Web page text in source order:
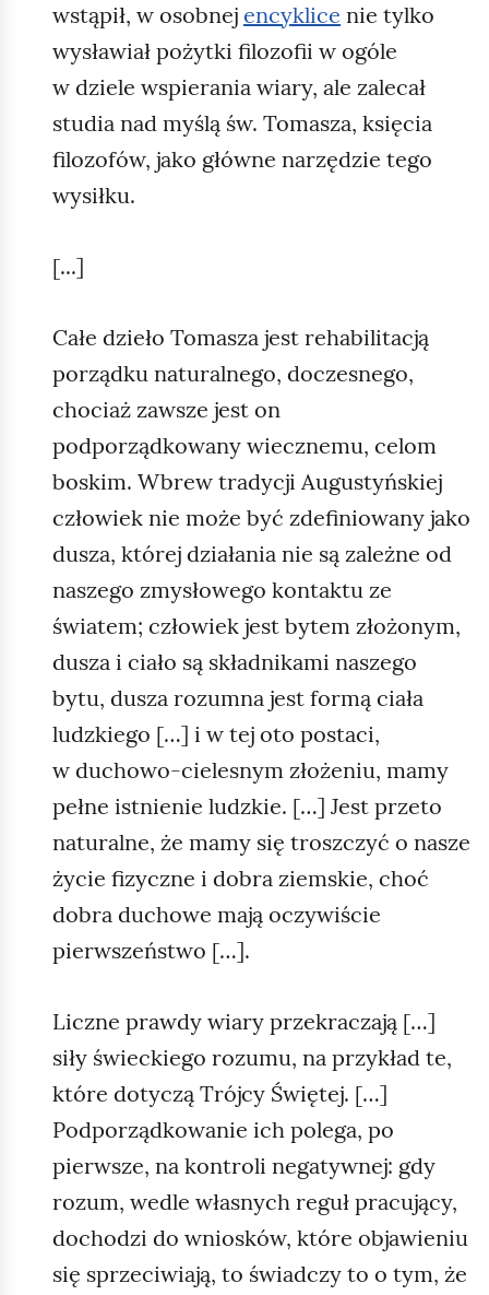
wstąpił, w osobnej encyklice nie tylko
wysławiał pożytki filozofii w ogóle
w dziele wspierania wiary, ale zalecał
studia nad myślą św. Tomasza, księcia
filozofów, jako główne narzędzie tego
wysiłku.
[...]
Całe dzieło Tomasza jest rehabilitacją
porządku naturalnego, doczesnego,
chociaż zawsze jest on
podporządkowany wiecznemu, celom
boskim. Wbrew tradycji Augustyńskiej
człowiek nie może być zdefiniowany jako
dusza, której działania nie są zależne od
naszego zmysłowego kontaktu ze
światem; człowiek jest bytem złożonym,
dusza i ciało są składnikami naszego
bytu, dusza rozumna jest formą ciała
ludzkiego […] i w tej oto postaci,
w duchowo‑cielesnym złożeniu, mamy
pełne istnienie ludzkie. […] Jest przeto
naturalne, że mamy się troszczyć o nasze
życie fizyczne i dobra ziemskie, choć
dobra duchowe mają oczywiście
pierwszeństwo […].
Liczne prawdy wiary przekraczają […]
siły świeckiego rozumu, na przykład te,
które dotyczą Trójcy Świętej. […]
Podporządkowanie ich polega, po
pierwsze, na kontroli negatywnej: gdy
rozum, wedle własnych reguł pracujący,
dochodzi do wniosków, które objawieniu
się sprzeciwiają, to świadczy to o tym, że